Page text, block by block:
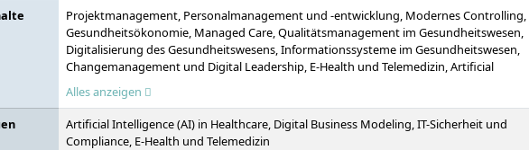
Projektmanagement, Personalmanagement und -entwicklung, Modernes Controlling,
Gesundheitsökonomie, Managed Care, Qualitätsmanagement im Gesundheitswesen,
Digitalisierung des Gesundheitswesens, Informationssysteme im Gesundheitswesen,
Changemanagement und Digital Leadership, E-Health und Telemedizin, Artificial
Intelligence in Healthcare, Data Science Management, Digital Business Modeling, Design
Thinking, IT-Sicherheit und Compliance, Gesundheits- und Medizintechnologien,
Forschungsmethoden und -werkzeuge, Empirisches Forschungsprojekt
Alles anzeigen
Artificial Intelligence (AI) in Healthcare, Digital Business Modeling, IT-Sicherheit und
Compliance, E-Health und Telemedizin